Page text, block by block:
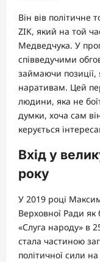
Він вів політичне
ZIK, який на той
Медведчука. У
співведучими
займаючи
наративам. Цей
людини, яка не
думки, хоча сам
керується
Вхід у
року
У 2019 році
Верховної Ради як
«Слуга народу» в
стала частиною
політичної сили